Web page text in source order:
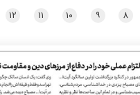
۸ ۹ ۱۰ ۱۱ ۱۲